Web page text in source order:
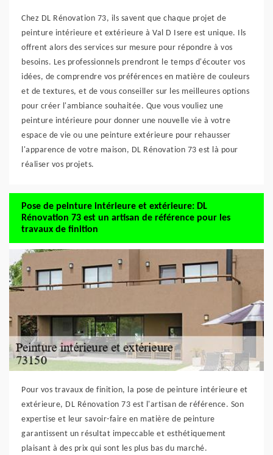
Chez DL Rénovation 73, ils savent que chaque projet de
peinture intérieure et extérieure à Val D Isere est unique. Ils
offrent alors des services sur mesure pour répondre à vos
besoins. Les professionnels prendront le temps d'écouter vos
idées, de comprendre vos préférences en matière de couleurs
et de textures, et de vous conseiller sur les meilleures options
pour créer l'ambiance souhaitée. Que vous vouliez une
peinture intérieure pour donner une nouvelle vie à votre
espace de vie ou une peinture extérieure pour rehausser
l'apparence de votre maison, DL Rénovation 73 est là pour
réaliser vos projets.
Pose de peinture intérieure et extérieure: DL
Rénovation 73 est un artisan de référence pour les
travaux de finition
Pour vos travaux de finition, la pose de peinture intérieure et
extérieure, DL Rénovation 73 est l'artisan de référence. Son
expertise et leur savoir-faire en matière de peinture
garantissent un résultat impeccable et esthétiquement
plaisant à des prix qui sont les plus bas du marché.